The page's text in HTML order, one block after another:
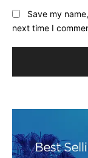
Save my
next time I